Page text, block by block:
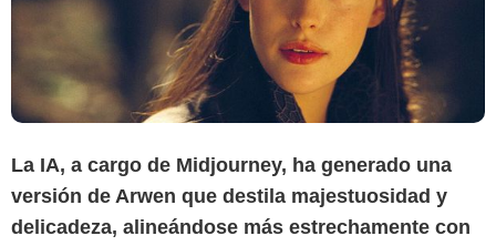
La IA, a cargo de Midjourney, ha generado una
versión de Arwen que destila majestuosidad y
delicadeza, alineándose más estrechamente con